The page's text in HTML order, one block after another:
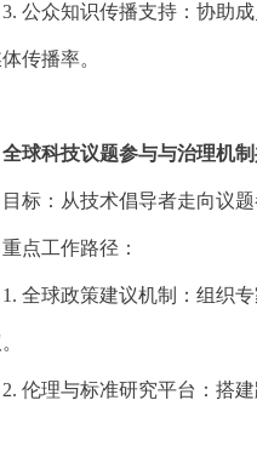
3. 公众知识传播支持：协助
传播率。
球科技议题参与与治理机
目标：从技术倡导者走向议
重点工作路径：
1. 全球政策建议机制：组织
2. 伦理与标准研究平台：搭